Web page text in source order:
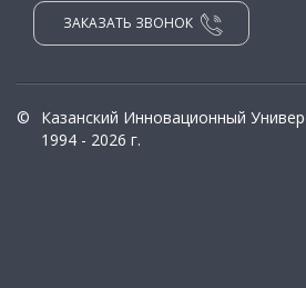
ЗАКАЗАТЬ ЗВОНОК
©
Казанский Инновационный
1994 - 2026 г.